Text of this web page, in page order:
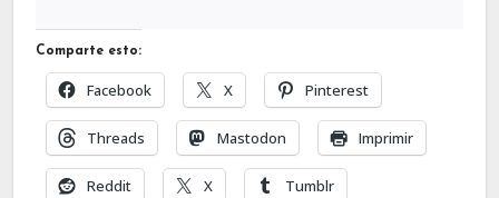
Comparte esto:
Facebook X Pinterest
Threads Mastodon Imprimir
Reddit X Tumblr